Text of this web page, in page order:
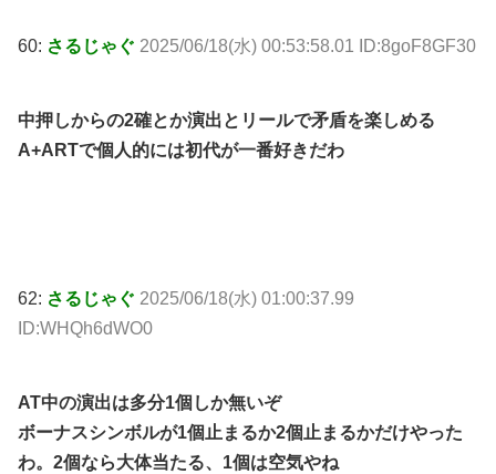
60: さるじゃぐ 2025/06/18(水) 00:53:58.01 ID:8goF8GF30
中押しからの2確とか演出とリールで矛盾を楽しめる
A+ARTで個人的には初代が一番好きだわ
62: さるじゃぐ 2025/06/18(水) 01:00:37.99
ID:WHQh6dWO0
AT中の演出は多分1個しか無いぞ
ボーナスシンボルが1個止まるか2個止まるかだけやった
わ。2個なら大体当たる、1個は空気やね